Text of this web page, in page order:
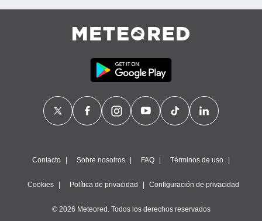
Contacto Sobre nosotros FAQ Términos de uso
Cookies Política de privacidad Configuración de privacidad
© 2026 Meteored. Todos los derechos reservados